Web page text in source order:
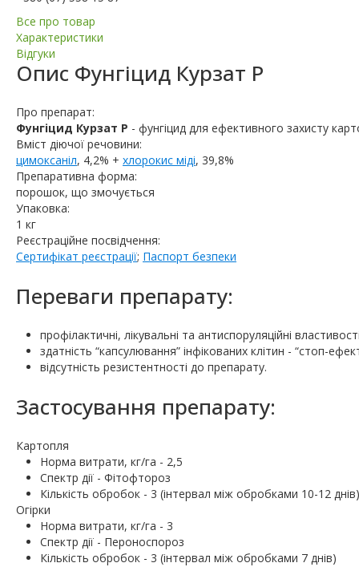
Все про товар
Характеристики
Відгуки
Опис Фунгіцид Курзат Р
Про препарат:
Фунгіцид Курзат Р - фунгіцид для ефективного захисту
Вміст діючої речовини:
цимоксаніл, 4,2% + хлорокис міді, 39,8%
Препаративна форма:
порошок, що змочується
Упаковка:
1 кг
Реєстраційне посвідчення:
Сертифікат реєстрації; Паспорт безпеки
Переваги препарату:
профілактичні, лікувальні та антиспоруляційні
здатність “капсулювання” інфікованих клітин - “стоп-
відсутність резистентності до препарату.
Застосування препарату:
Картопля
Норма витрати, кг/га - 2,5
Спектр дії - Фітофтороз
Кількість обробок - 3 (інтервал між обробками 10-12 днів)
Огірки
Норма витрати, кг/га - 3
Спектр дії - Пероноспороз
Кількість обробок - 3 (інтервал між обробками 7 днів)